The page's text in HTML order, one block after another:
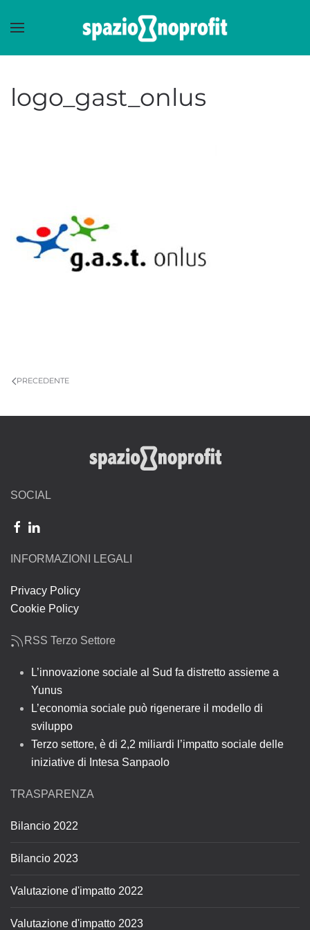
Skip to main content
logo_gast_onlus
PRECEDENTE
SOCIAL
INFORMAZIONI LEGALI
Privacy Policy
Cookie Policy
RSS Terzo Settore
L’innovazione sociale al Sud fa distretto assieme a
Yunus
L’economia sociale può rigenerare il modello di
sviluppo
Terzo settore, è di 2,2 miliardi l’impatto sociale delle
iniziative di Intesa Sanpaolo
TRASPARENZA
Bilancio 2022
Bilancio 2023
Valutazione d'impatto 2022
Valutazione d'impatto 2023